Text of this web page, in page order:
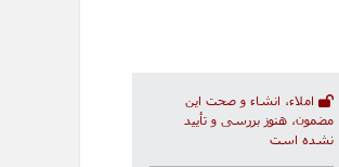
املاء، انشاء و صحت این
مضمون، هنوز بررسی و تأیید
نشده است